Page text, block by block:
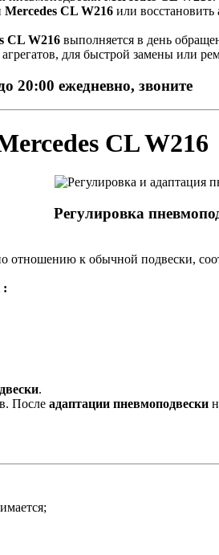
Mercedes CL W216 или
CL W216 выполняется в день
для быстрой замены или
20:00 ежедневно, звоните
CL W216
Регулировка
отношению к обычной подвески,
:
.
После адаптации пневмоподвески